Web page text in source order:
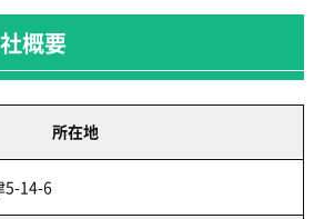
概要
所在地
5-14-6